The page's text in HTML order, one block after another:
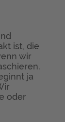
ist, die
wir
ja
oder